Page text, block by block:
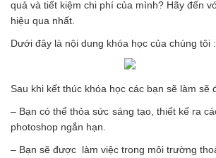
quả và tiết kiệm chi phí của mình? Hãy đến
hiệu qua nhất.
Dưới đây là nội dung khóa học của chúng tôi :
Sau khi kết thúc khóa học các bạn sẽ làm sẽ
– Bạn có thể thỏa sức sáng tạo, thiết kế ra
photoshop ngắn hạn.
– Bạn sẽ được làm việc trong môi trường